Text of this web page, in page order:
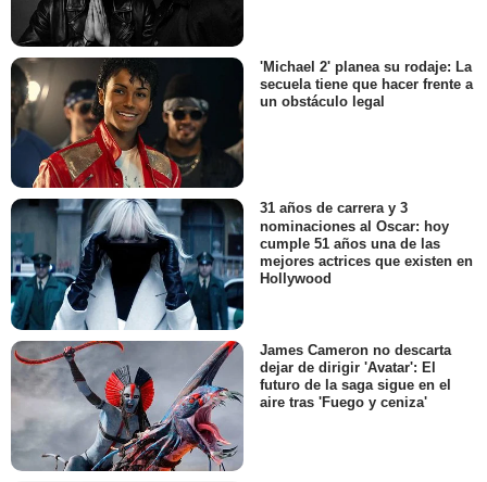
'Michael 2' planea su rodaje: La
secuela tiene que hacer frente a
un obstáculo legal
31 años de carrera y 3
nominaciones al Oscar: hoy
cumple 51 años una de las
mejores actrices que existen en
Hollywood
James Cameron no descarta
dejar de dirigir 'Avatar': El
futuro de la saga sigue en el
aire tras 'Fuego y ceniza'